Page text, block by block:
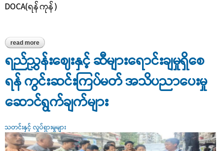
DOCA(ရန်ကုန်)
read more about စားအုန်းဆီအရောင်းဆိုင်များအား ရည်ညွှန်းဈေးဖြင့်ရောင်းချခြင်း
ရှိ/ မရှိ အဖွဲ့စုံဖြင့် ကွင်းဆင်းစစ်ဆေး
ရည်ညွှန်းဈေးနှင့် ဆီများရောင်းချမှုရှိစေ
ရန် ကွင်းဆင်းကြပ်မတ် အသိပညာပေးမှု
ဆောင်ရွက်ချက်များ
သတင်းနှင့် လှုပ်ရှားမှုများ